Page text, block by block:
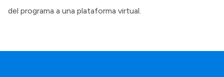
del programa a una plataforma virtual.